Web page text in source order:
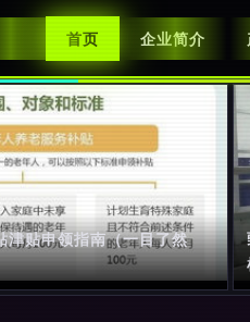
首页 企业简介
津贴申领指南（一目了然